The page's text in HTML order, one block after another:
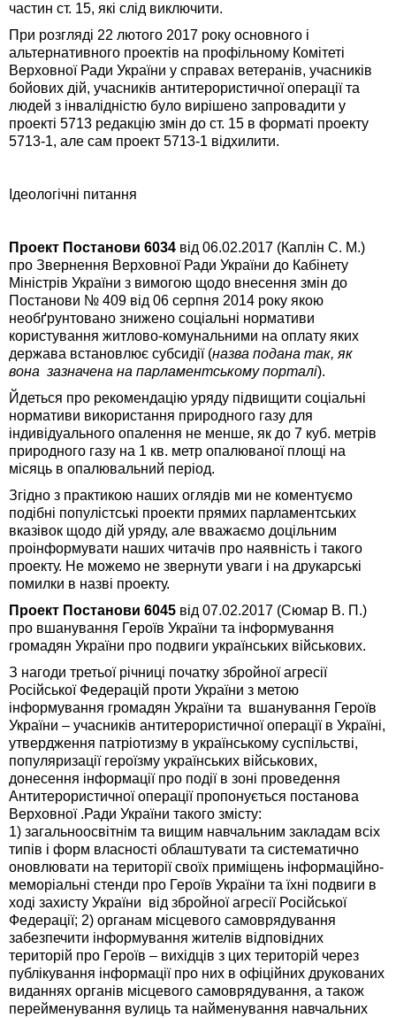
частин ст. 15, які слід виключити.
При розгляді 22 лютого 2017 року основного і
альтернативного проектів на профільному Комітеті
Верховної Ради України у справах ветеранів, учасників
бойових дій, учасників антитерористичної операції та
людей з інвалідністю було вирішено запровадити у
проекті 5713 редакцію змін до ст. 15 в форматі проекту
5713-1, але сам проект 5713-1 відхилити.
Ідеологічні питання
Проект Постанови 6034 від 06.02.2017 (Каплін С. М.)
про Звернення Верховної Ради України до Кабінету
Міністрів України з вимогою щодо внесення змін до
Постанови № 409 від 06 серпня 2014 року якою
необґрунтовано знижено соціальні нормативи
користування житлово-комунальними на оплату яких
держава встановлює субсидії (назва подана так, як
вона зазначена на парламентському порталі).
Йдеться про рекомендацію уряду підвищити соціальні
нормативи використання природного газу для
індивідуального опалення не менше, як до 7 куб. метрів
природного газу на 1 кв. метр опалюваної площі на
місяць в опалювальний період.
Згідно з практикою наших оглядів ми не коментуємо
подібні популістські проекти прямих парламентських
вказівок щодо дій уряду, але вважаємо доцільним
проінформувати наших читачів про наявність і такого
проекту. Не можемо не звернути уваги і на друкарські
помилки в назві проекту.
Проект Постанови 6045 від 07.02.2017 (Сюмар В. П.)
про вшанування Героїв України та інформування
громадян України про подвиги українських військових.
З нагоди третьої річниці початку збройної агресії
Російської Федерацій проти України з метою
інформування громадян України та вшанування Героїв
України – учасників антитерористичної операції в Україні,
утвердження патріотизму в українському суспільстві,
популяризації героїзму українських військових,
донесення інформації про події в зоні проведення
Антитерористичної операції пропонується постанова
Верховної .Ради України такого змісту:
1) загальноосвітнім та вищим навчальним закладам всіх
типів і форм власності облаштувати та систематично
оновлювати на території своїх приміщень інформаційно-
меморіальні стенди про Героїв України та їхні подвиги в
ході захисту України від збройної агресії Російської
Федерації; 2) органам місцевого самоврядування
забезпечити інформування жителів відповідних
територій про Героїв – вихідців з цих територій через
публікування інформації про них в офіційних друкованих
виданнях органів місцевого самоврядування, а також
перейменування вулиць та найменування навчальних